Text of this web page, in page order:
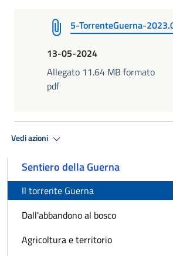
5-TorrenteGuerna-
13-05-2024
Allegato 11.64 MB formato
pdf
Vedi azioni
Sentiero della Guerna
Il torrente Guerna
Dall'abbandono al bosco
Agricoltura e territorio